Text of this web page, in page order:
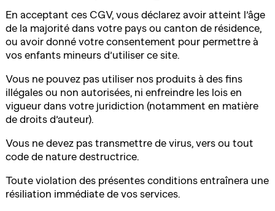
En acceptant ces CGV, vous déclarez avoir atteint l’âge
de la majorité dans votre pays ou canton de résidence,
ou avoir donné votre consentement pour permettre à
vos enfants mineurs d’utiliser ce site.
Vous ne pouvez pas utiliser nos produits à des fins
illégales ou non autorisées, ni enfreindre les lois en
vigueur dans votre juridiction (notamment en matière
de droits d’auteur).
Vous ne devez pas transmettre de virus, vers ou tout
code de nature destructrice.
Toute violation des présentes conditions entraînera une
résiliation immédiate de vos services.